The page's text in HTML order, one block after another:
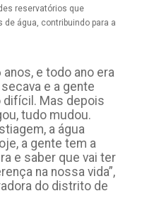
reservatórios que
água, contribuindo para a
e todo ano era
e a gente
difícil. Mas depois
tudo mudou.
a água
a gente tem a
e saber que vai ter
na nossa vida”,
do distrito de